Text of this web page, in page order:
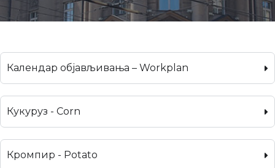
Календар објављивања – Workplan
Кукуруз - Corn
Кромпир - Potato